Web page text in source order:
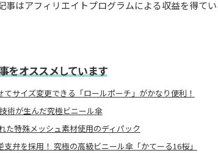
事はアフィリエイトプログラムによる収益を得て
をオススメしています
サイズ変更できる「ロールポーチ」がかなり便利！
術が生んだ究極ビニール傘
た特殊メッシュ素材使用のディパック
弁を採用！ 究極の高級ビニール傘「かてーる16桜」